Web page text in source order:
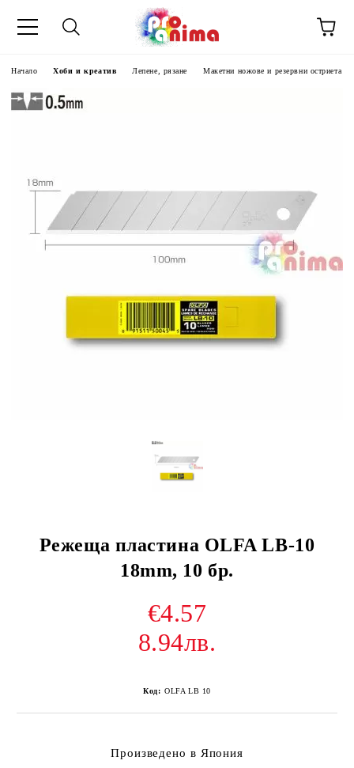
Начало Хоби и креатив Лепене, рязане Макетни ножове и резервни остриета
Режеща пластина OLFA LB-10
18mm, 10 бр.
€4.57
8.94лв.
Код: OLFA LB 10
Произведено в Япония